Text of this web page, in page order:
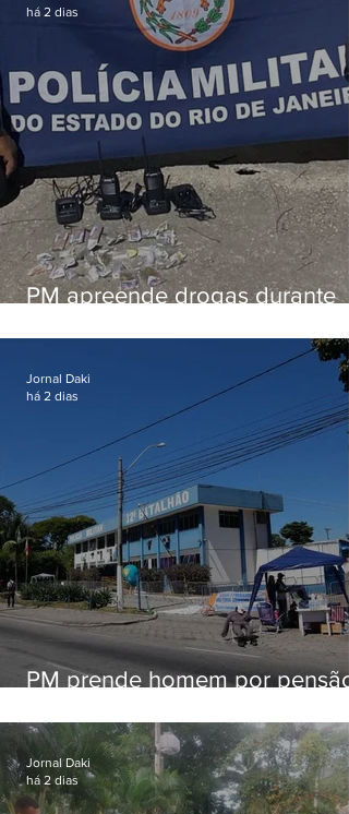
PM apreende drogas durante
há 2 dias
PM prende homem por pensão
Jornal Daki
há 2 dias
Jornal Daki
há 2 dias